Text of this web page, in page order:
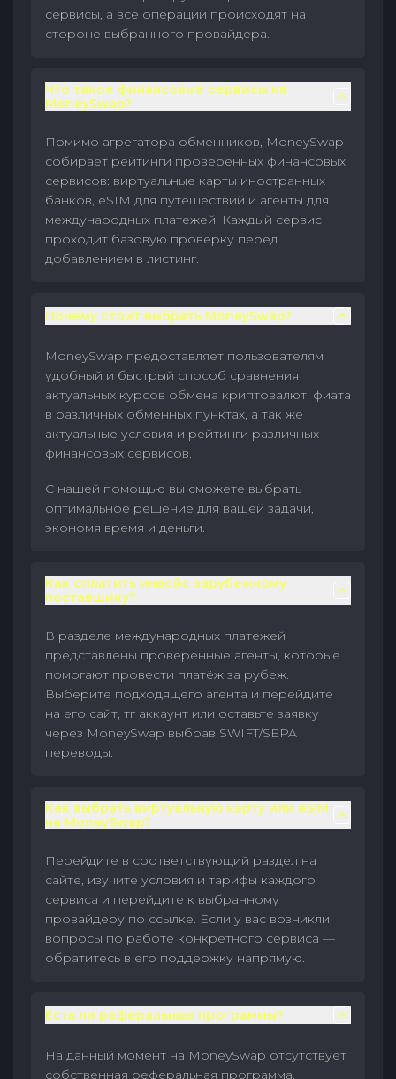
сервисы, а все операции происходят на
стороне выбранного провайдера.
Что такое финансовые сервисы на
MoneySwap?
Помимо агрегатора обменников, MoneySwap
собирает рейтинги проверенных финансовых
сервисов: виртуальные карты иностранных
банков, eSIM для путешествий и агенты для
международных платежей. Каждый сервис
проходит базовую проверку перед
добавлением в листинг.
Почему стоит выбрать MoneySwap?
MoneySwap предоставляет пользователям
удобный и быстрый способ сравнения
актуальных курсов обмена криптовалют, фиата
в различных обменных пунктах, а так же
актуальные условия и рейтинги различных
финансовых сервисов.
С нашей помощью вы сможете выбрать
оптимальное решение для вашей задачи,
экономя время и деньги.
Как оплатить инвойс зарубежному
поставщику?
В разделе международных платежей
представлены проверенные агенты, которые
помогают провести платёж за рубеж.
Выберите подходящего агента и перейдите
на его сайт, тг аккаунт или оставьте заявку
через MoneySwap выбрав SWIFT/SEPA
переводы.
Как выбрать виртуальную карту или eSIM
на MoneySwap?
Перейдите в соответствующий раздел на
сайте, изучите условия и тарифы каждого
сервиса и перейдите к выбранному
провайдеру по ссылке. Если у вас возникли
вопросы по работе конкретного сервиса —
обратитесь в его поддержку напрямую.
Есть ли реферальные программы?
На данный момент на MoneySwap отсутствует
собственная реферальная программа.